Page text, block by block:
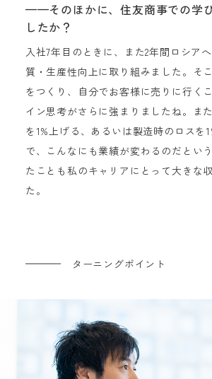
——そのほかに、住友商事での学
したか？
入社7年目のときに、また2年間ロシア
質・生産性向上に取り組みました。そ
をつくり、自分でお客様に売りに行く
イン思考がさらに強まりましたね。ま
を1%上げる、あるいは製造時のロスを
で、こんなにも業績が変わるのだとい
たことも私のキャリアにとって大きな
た。
ターニングポイント